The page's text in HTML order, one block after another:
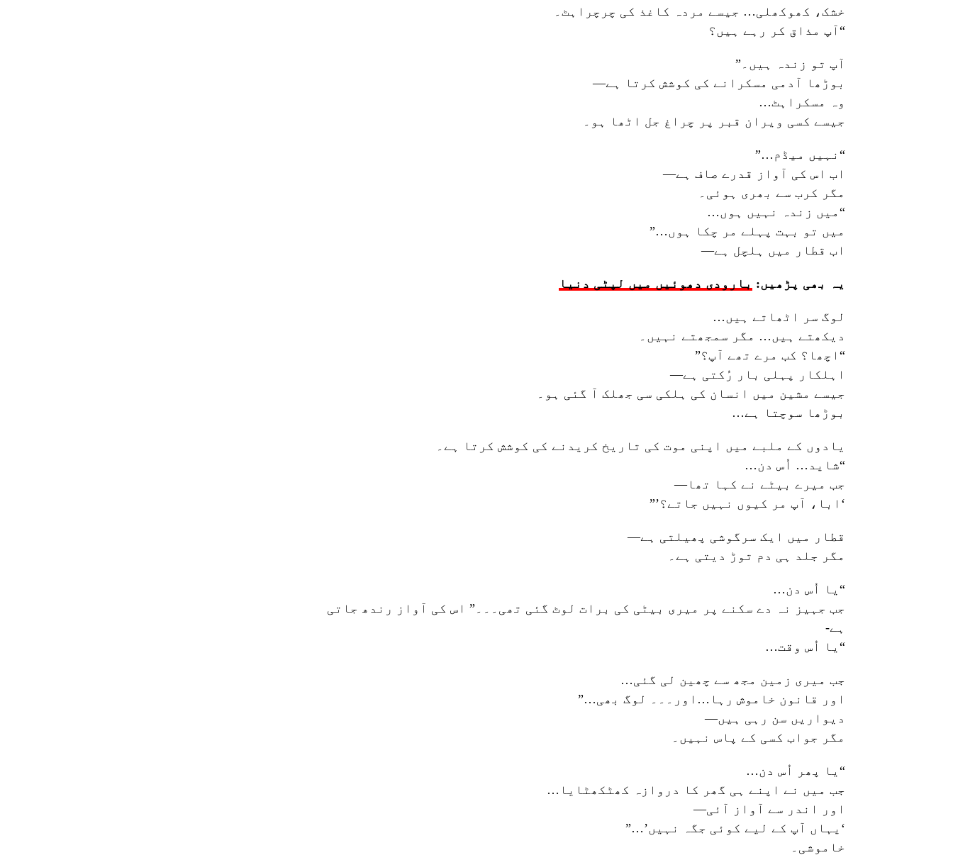
خشک، کھوکھلی… جیسے مردہ کاغذ کی چرچراہٹ۔
“آپ مذاق کر رہے ہیں؟
آپ تو زندہ ہیں۔”
بوڑھا آدمی مسکرانے کی کوشش کرتا ہے—
وہ مسکراہٹ…
جیسے کسی ویران قبر پر چراغ جل اٹھا ہو۔
“نہیں میڈم…”
اب اس کی آواز قدرے صاف ہے—
مگر کرب سے بھری ہوئی۔
“میں زندہ نہیں ہوں…
میں تو بہت پہلے مر چکا ہوں…”
اب قطار میں ہلچل ہے—
یہ بھی پڑھیں: بارودی دھوئیں میں لپٹی دنیا
لوگ سر اٹھاتے ہیں…
دیکھتے ہیں… مگر سمجھتے نہیں۔
“اچھا؟ کب مرے تھے آپ؟”
اہلکار پہلی بار رُکتی ہے—
جیسے مشین میں انسان کی ہلکی سی جھلک آ گئی ہو۔
بوڑھا سوچتا ہے…
یادوں کے ملبے میں اپنی موت کی تاریخ کریدنے کی کوشش کرتا ہے۔
“شاید… اُس دن…
جب میرے بیٹے نے کہا تھا—
‘ابا، آپ مر کیوں نہیں جاتے؟’”
قطار میں ایک سرگوشی پھیلتی ہے—
مگر جلد ہی دم توڑ دیتی ہے۔
“یا اُس دن…
جب جہیز نہ دے سکنے پر میری بیٹی کی برات لوٹ گئی تھی۔۔۔” اس کی آواز رندھ جاتی
ہے-
“یا اُس وقت…
جب میری زمین مجھ سے چھین لی گئی…
اور قانون خاموش رہا…اور۔۔۔ لوگ بھی…”
دیواریں سن رہی ہیں—
مگر جواب کسی کے پاس نہیں۔
“یا پھر اُس دن…
جب میں نے اپنے ہی گھر کا دروازہ کھٹکھٹایا…
اور اندر سے آواز آئی—
‘یہاں آپ کے لیے کوئی جگہ نہیں’…”
خاموشی۔